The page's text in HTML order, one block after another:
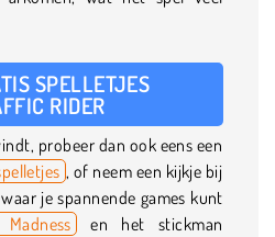
SPELLETJES
RIDER
probeer dan ook eens een
, of neem een kijkje bij
je spannende games kunt
en het stickman